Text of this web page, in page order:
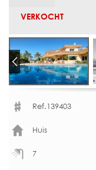
VERKOCHT
Ref.139403
Huis
7